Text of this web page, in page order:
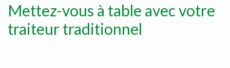
Mettez-vous à table avec votre
traiteur traditionnel